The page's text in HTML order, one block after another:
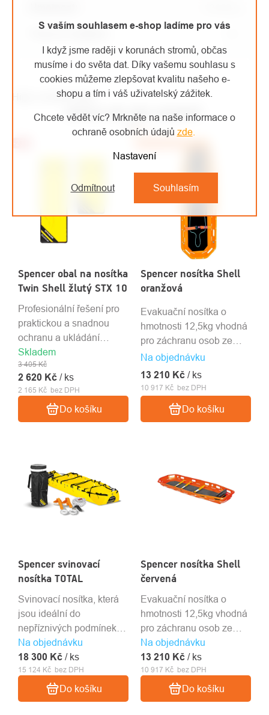
S vaším souhlasem e-shop ladíme pro vás
I když jsme raději v korunách stromů, občas
musíme i do světa dat. Díky vašemu souhlasu s
cookies můžeme zlepšovat kvalitu našeho e-
shopu a tím i váš uživatelský zážitek.
Chcete vědět víc? Mrkněte na naše informace o
ochraně osobních údajů zde.
Nastavení
Odmítnout Souhlasím
High-contrast mode
MOHLO BY VÁS ZAJÍMAT
Spencer obal na nosítka
Twin Shell žlutý STX 10
Skladem
2 165 Kč bez DPH
3 405 Kč
2 620 Kč / ks
Do košíku
Profesionální řešení pro
praktickou a snadnou
ochranu a ukládání
nosítek Twin Shell.
Spencer nosítka Shell
oranžová
Na objednávku
10 917 Kč bez DPH
13 210 Kč / ks
Do košíku
Evakuační nosítka o
hmotnosti 12,5kg vhodná
pro záchranu osob ze
špatně dostupných míst
(hory, vodní plocha, důl).
Spencer svinovací
nosítka TOTAL
Na objednávku
15 124 Kč bez DPH
18 300 Kč / ks
Do košíku
Svinovací nosítka, která
jsou ideální do
nepříznivých podmínek
nebo uzavřených nebo
těžko dostupných
prostorů.
Spencer nosítka Shell
červená
Na objednávku
10 917 Kč bez DPH
13 210 Kč / ks
Do košíku
Evakuační nosítka o
hmotnosti 12,5kg vhodná
pro záchranu osob ze
špatně dostupných míst
(hory, vodní plocha, důl).